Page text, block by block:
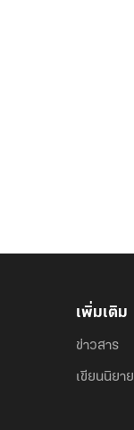
เพิ่มเติม
ข่าวสาร
เขียนนิยาย